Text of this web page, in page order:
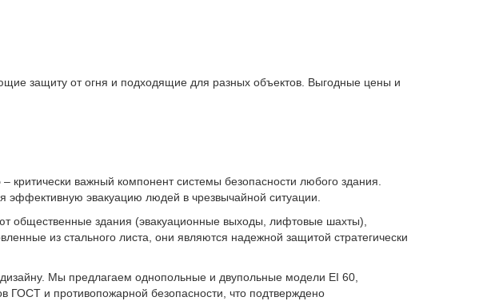
защиту от огня и подходящие для разных объектов. Выгодные цены и
– критически важный компонент системы безопасности любого здания.
эффективную эвакуацию людей в чрезвычайной ситуации.
общественные здания (эвакуационные выходы, лифтовые шахты),
из стального листа, они являются надежной защитой стратегически
Мы предлагаем однопольные и двупольные модели EI 60,
ГОСТ и противопожарной безопасности, что подтверждено